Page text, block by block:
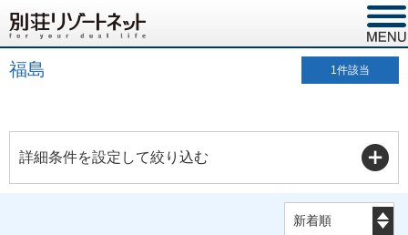
福島 1件該当
詳細条件を設定して絞り込む